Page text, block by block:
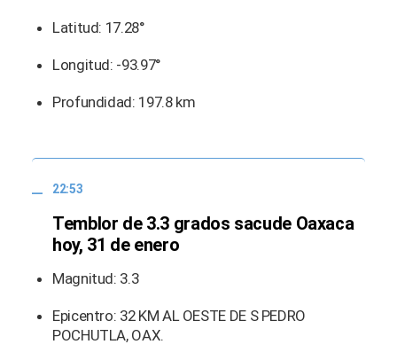
Latitud: 17.28°
Longitud: -93.97°
Profundidad: 197.8 km
22:53
Temblor de 3.3 grados sacude Oaxaca
hoy, 31 de enero
Magnitud: 3.3
Epicentro: 32 KM AL OESTE DE S PEDRO
POCHUTLA, OAX.